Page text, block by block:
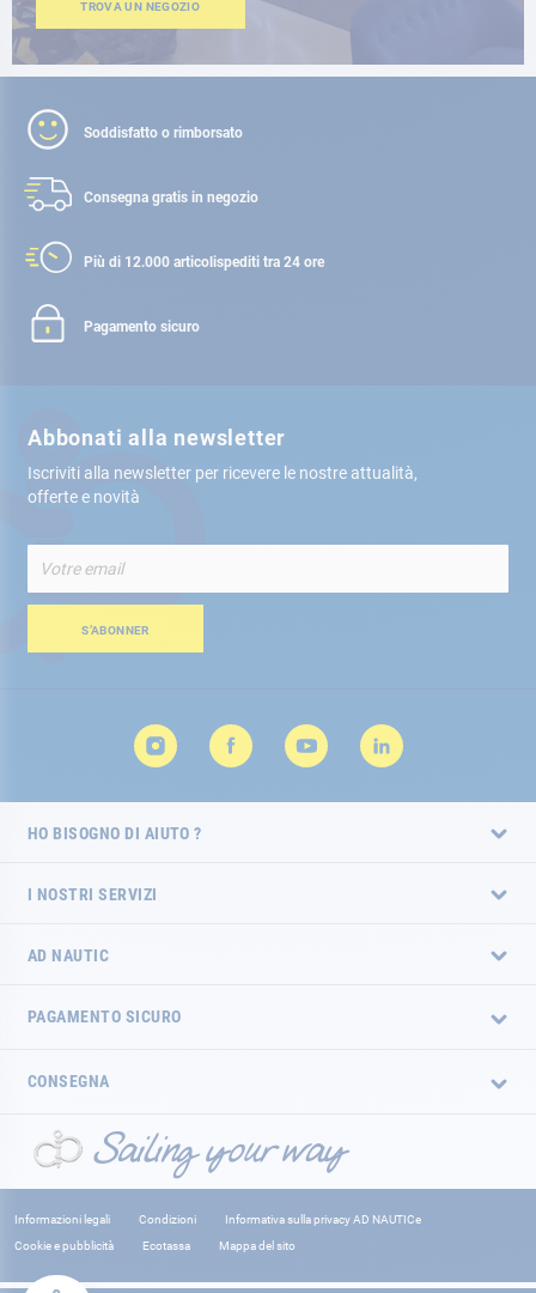
TROVA UN NEGOZIO
Soddisfatto o rimborsato
Consegna gratis in negozio
Più di 12.000 articolispediti tra 24 ore
Pagamento sicuro
Abbonati alla newsletter
Iscriviti alla newsletter per ricevere le nostre attualità,
offerte e novità
alla
nostra
Newsletter:S’ABONNER
HO BISOGNO DI AIUTO ?
I NOSTRI SERVIZI
AD NAUTIC
PAGAMENTO SICURO
CONSEGNA
Informazioni legali Condizioni
Informativa sulla privacy AD NAUTICe
Cookie e pubblicità
Ecotassa Mappa del sito